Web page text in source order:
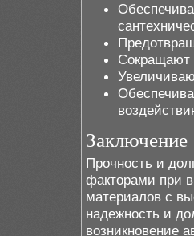
Сокращают
Заключение
Прочность и
факторами при
материалов с
надежность и
возникновение